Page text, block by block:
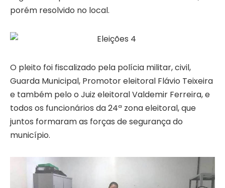
porém resolvido no local.
O pleito foi fiscalizado pela polícia militar, civil,
Guarda Municipal, Promotor eleitoral Flávio Teixeira
e também pelo o Juiz eleitoral Valdemir Ferreira, e
todos os funcionários da 24ª zona eleitoral, que
juntos formaram as forças de segurança do
município.